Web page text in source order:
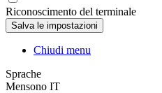
Riconoscimento del terminale
Chiudi menu
Sprache
Mensono IT